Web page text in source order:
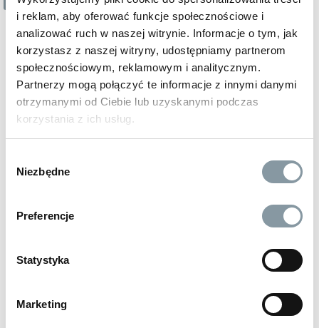
i reklam, aby oferować funkcje społecznościowe i
analizować ruch w naszej witrynie. Informacje o tym, jak
korzystasz z naszej witryny, udostępniamy partnerom
społecznościowym, reklamowym i analitycznym.
Partnerzy mogą połączyć te informacje z innymi danymi
otrzymanymi od Ciebie lub uzyskanymi podczas
korzystania z ich usług.
zgody
Niezbędne
Preferencje
Statystyka
Marketing